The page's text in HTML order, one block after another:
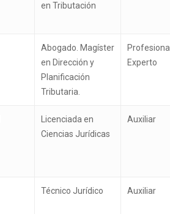
en Tributación
Abogado. Magíster
en Dirección y
Planificación
Tributaria.
Profesional
Experto
Licenciada en
Ciencias Jurídicas
Auxiliar
Técnico Jurídico Auxiliar